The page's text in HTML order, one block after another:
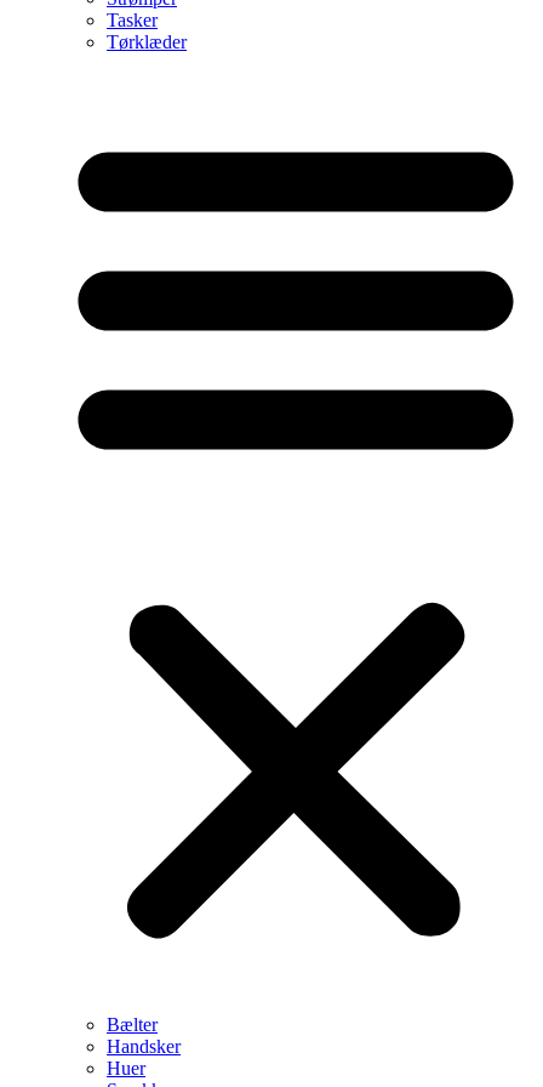
Tasker
Tørklæder
Bælter
Handsker
Huer